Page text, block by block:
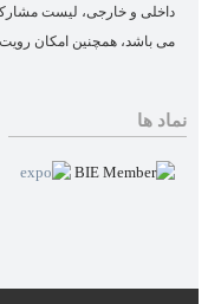
داخلی و خارجی، لیست
می باشد، همچنین امکان
نماد ها